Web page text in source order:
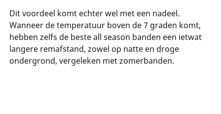
Dit voordeel komt echter wel met een nadeel.
Wanneer de temperatuur boven de 7 graden komt,
hebben zelfs de beste all season banden een ietwat
langere remafstand, zowel op natte en droge
ondergrond, vergeleken met zomerbanden.